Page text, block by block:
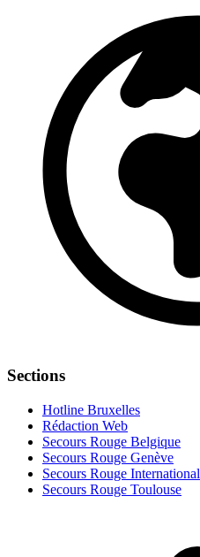
Sections
Hotline Bruxelles
Rédaction Web
Secours Rouge Belgique
Secours Rouge Genève
Secours Rouge International
Secours Rouge Toulouse